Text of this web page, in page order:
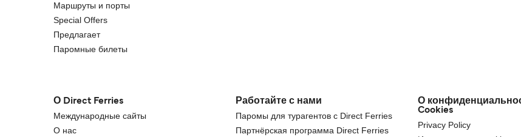
Маршруты и порты
Special Offers
Предлагает
Паромные билеты
О Direct Ferries
Международные сайты
О нас
Работайте с нами
Паромы для турагентов с Direct Ferries
Партнёрская программа Direct Ferries
О
Cookies
Privacy Policy